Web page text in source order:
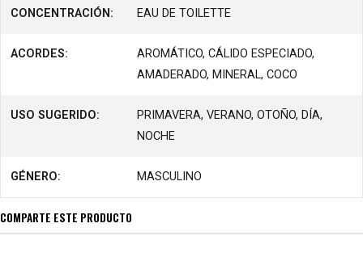
CONCENTRACIÓN: EAU DE TOILETTE
ACORDES:
AROMÁTICO, CÁLIDO ESPECIADO,
AMADERADO, MINERAL, COCO
USO SUGERIDO:
PRIMAVERA, VERANO, OTOÑO, DÍA,
NOCHE
GÉNERO: MASCULINO
COMPARTE ESTE PRODUCTO